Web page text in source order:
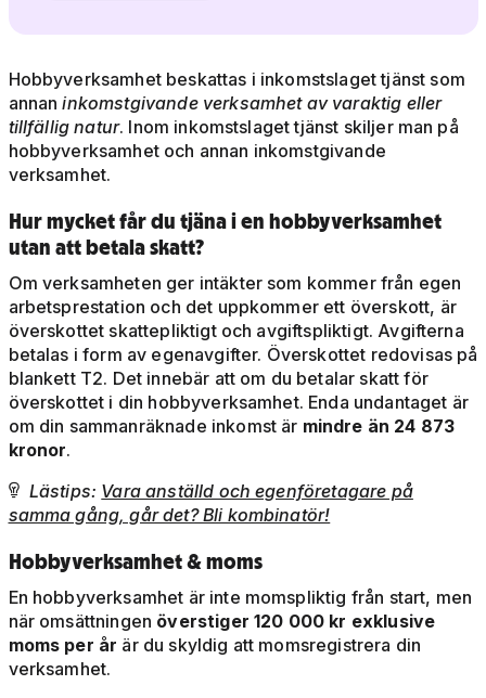
Hobbyverksamhet beskattas i inkomstslaget tjänst som
annaninkomstgivande verksamhet av varaktig eller
tillfällig natur. Inom inkomstslaget tjänst skiljer man på
hobbyverksamhet och annan inkomstgivande
verksamhet.
Hur mycket får du tjäna i en hobbyverksamhet
utan att betala skatt?
Om verksamheten ger intäkter som kommer från egen
arbetsprestation och det uppkommer ett överskott, är
överskottet skattepliktigt och avgiftspliktigt. Avgifterna
betalas i form av egenavgifter. Överskottet redovisas på
blankett T2. Det innebär att om du betalar skatt för
överskottet i din hobbyverksamhet. Enda undantaget är
om din sammanräknade inkomst är mindre än 24 873
kronor.
 Lästips: Vara anställd och egenföretagare på
samma gång, går det? Bli kombinatör!
Hobbyverksamhet & moms
En hobbyverksamhet är inte momspliktig från start, men
när omsättningen överstiger 120 000 kr exklusive
moms per år är du skyldig att momsregistrera din
verksamhet.